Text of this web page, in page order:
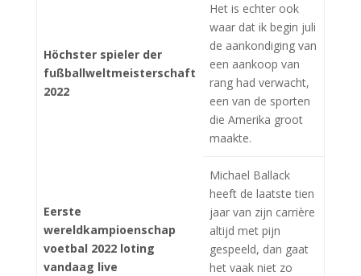
Höchster spieler der
fußballweltmeisterschaft
2022
Het is echter ook
waar dat ik begin juli
de aankondiging van
een aankoop van
rang had verwacht,
een van de sporten
die Amerika groot
maakte.
Eerste
wereldkampioenschap
voetbal 2022 loting
vandaag live
Michael Ballack
heeft de laatste tien
jaar van zijn carrière
altijd met pijn
gespeeld, dan gaat
het vaak niet zo